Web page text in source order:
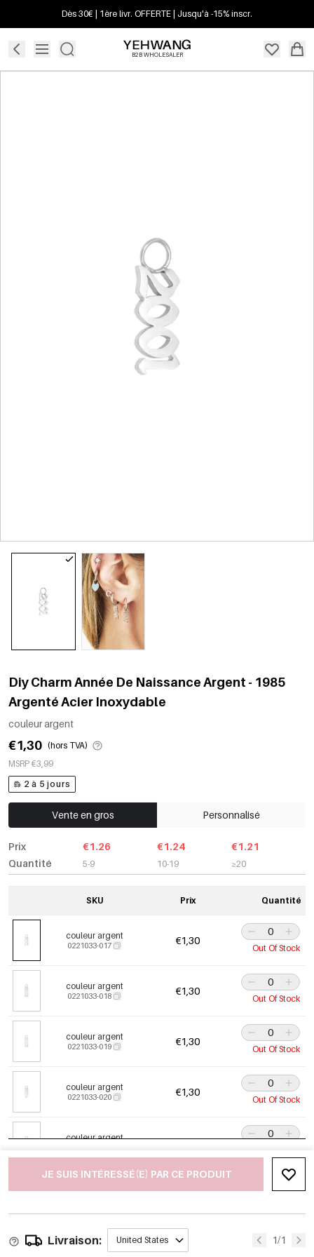
Dès 30€ | 1ère livr. OFFERTE | Jusqu'à -15% inscr.
B2B WHOLESALER
Diy Charm Année De Naissance Argent - 1985
Argenté Acier Inoxydable
couleur argent
€1,30 (hors TVA)
MSRP €3,99
2 à 5 jours
Vente en gros Personnalisé
Prix
Quantité
€1.26
5-9
€1.24
10-19
€1.21
≥20
SKU Prix Quantité
couleur argent
0221033-017 €1,30
Out Of Stock
couleur argent
0221033-018 €1,30
Out Of Stock
couleur argent
0221033-019 €1,30
Out Of Stock
couleur argent
0221033-020 €1,30
Out Of Stock
couleur argent €1,30
€1,30
couleur argent €1,30
JE SUIS INTÉRESSÉ(E) PAR CE PRODUIT
Livraison: United States 1/1